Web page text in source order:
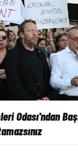
Odası'ndan